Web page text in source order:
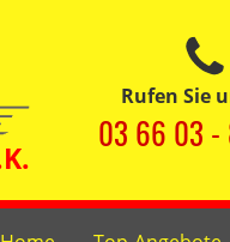
Rufen Sie
03 66 03 -